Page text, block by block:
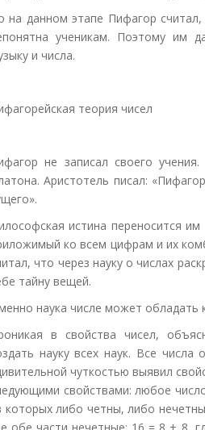
на данном этапе Пифагор
ученикам. Поэтому им
и числа.
теория чисел
не записал своего
Аристотель писал:
истина переносится
ко всем цифрам и их
что через науку о числах
тайну вещей.
наука числе может обладать
в свойства чисел,
науку всех наук. Все
чуткостью выявил
свойствами: любое
которых либо четны, либо